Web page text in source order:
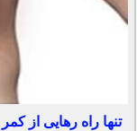
تنها راه رهایی از